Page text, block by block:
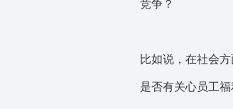
竞争？
比如说，在社会
是否有关心员工